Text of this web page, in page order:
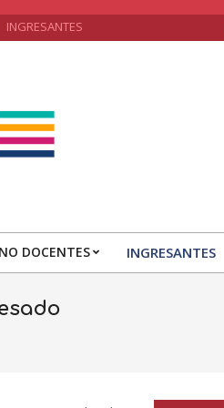
INGRESANTES
NO DOCENTES INGRESANTES